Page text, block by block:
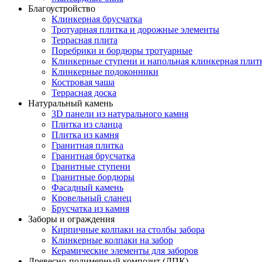
Благоустройство
Клинкерная брусчатка
Тротуарная плитка и дорожные элементы
Террасная плита
Поребрики и бордюры тротуарные
Клинкерные ступени и напольная клинкерная
Клинкерные подоконники
Костровая чаша
Террасная доска
Натуральный камень
3D панели из натурального камня
Плитка из сланца
Плитка из камня
Гранитная плитка
Гранитная брусчатка
Гранитные ступени
Гранитные бордюры
Фасадный камень
Кровельный сланец
Брусчатка из камня
Заборы и ограждения
Кирпичные колпаки на столбы забора
Клинкерные колпаки на забор
Керамические элементы для заборов